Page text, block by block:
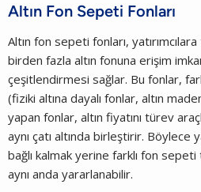
Altın Fon Sepeti Fonları
Altın fon sepeti fonları,
birden fazla altın fonuna erişim
çeşitlendirmesi sağlar. Bu fonlar,
(fiziki altına dayalı fonlar, altın
yapan fonlar, altın fiyatını türev
aynı çatı altında birleştirir. Böylece
bağlı kalmak yerine farklı fon
aynı anda yararlanabilir.